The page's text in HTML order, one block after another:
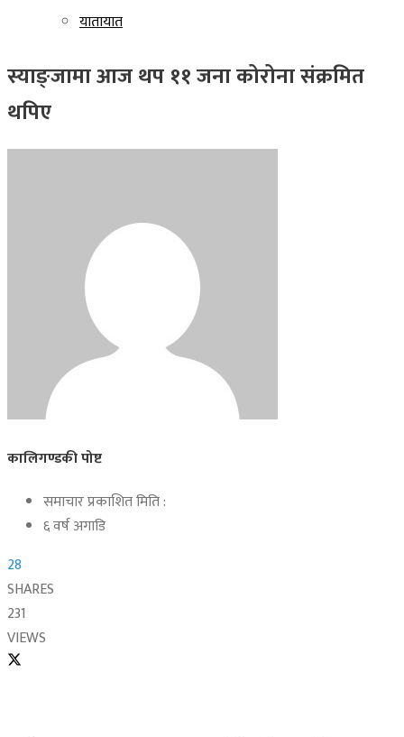
यातायात
स्याङ्जामा आज थप ११ जना कोरोना संक्रमित
थपिए
कालिगण्डकी पोष्ट
समाचार प्रकाशित मिति :
६ वर्ष अगाडि
28
SHARES
231
VIEWS